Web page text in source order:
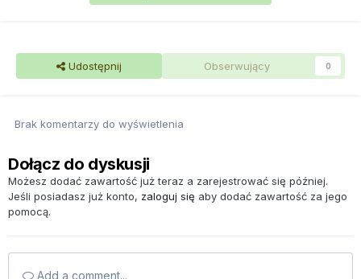
Udostępnij Obserwujący 0
Brak komentarzy do wyświetlenia
Dołącz do dyskusji
Możesz dodać zawartość już teraz a zarejestrować się później.
Jeśli posiadasz już konto, zaloguj się aby dodać zawartość za jego
pomocą.
Add a comment...